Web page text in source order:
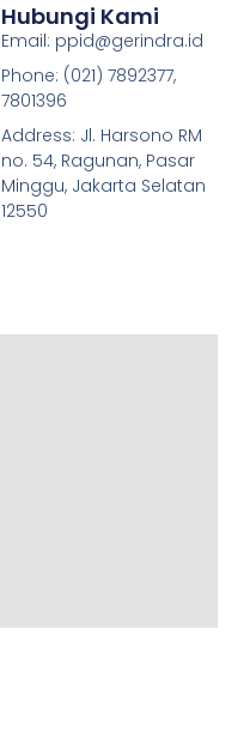
Hubungi Kami
Email: ppid@gerindra.id
Phone: (021) 7892377,
7801396
Address: Jl. Harsono RM
no. 54, Ragunan, Pasar
Minggu, Jakarta Selatan
12550